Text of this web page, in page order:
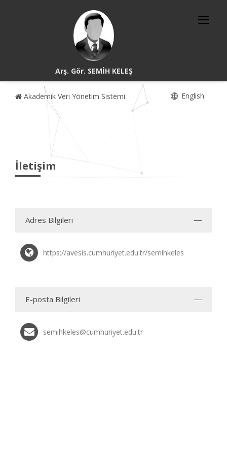
Arş. Gör. SEMİH KELEŞ
Akademik Veri Yönetim Sistemi English
İletişim
Adres Bilgileri
https://avesis.cumhuriyet.edu.tr/semihkeles
E-posta Bilgileri
semihkeles@cumhuriyet.edu.tr